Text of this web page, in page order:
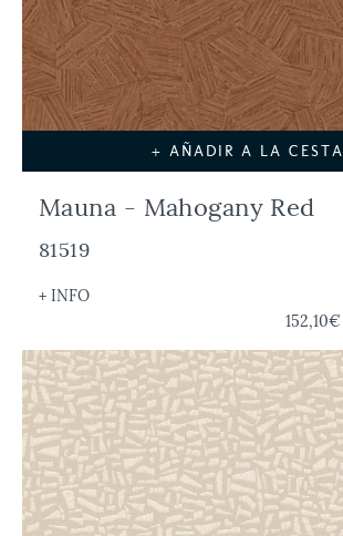
+ AÑADIR A LA CESTA
Mauna - Mahogany Red
81519
+ INFO
152,10€